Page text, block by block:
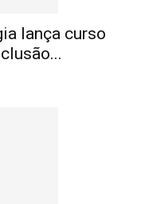
lança curso